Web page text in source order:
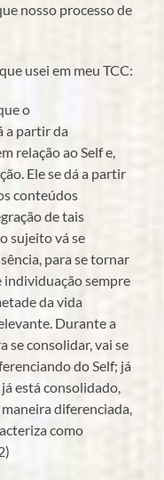
nosso processo de
usei em meu TCC:
o
a partir da
relação ao Self e,
Ele se dá a partir
conteúdos
de tais
sujeito vá se
para se tornar
individuação sempre
da vida
Durante a
se consolidar, vai se
do Self; já
está consolidado,
diferenciada,
como